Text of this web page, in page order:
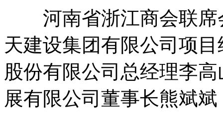
河南省浙江商会联席
天建设集团有限公司项
股份有限公司总经理李
展有限公司董事长熊斌